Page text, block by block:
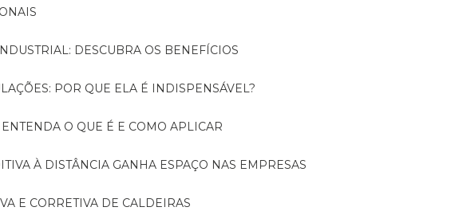
DESCUBRA OS BENEFÍCIOS
POR QUE ELA É INDISPENSÁVEL?
ENTENDA O QUE É E COMO APLICAR
À DISTÂNCIA GANHA ESPAÇO NAS EMPRESAS
E CORRETIVA DE CALDEIRAS